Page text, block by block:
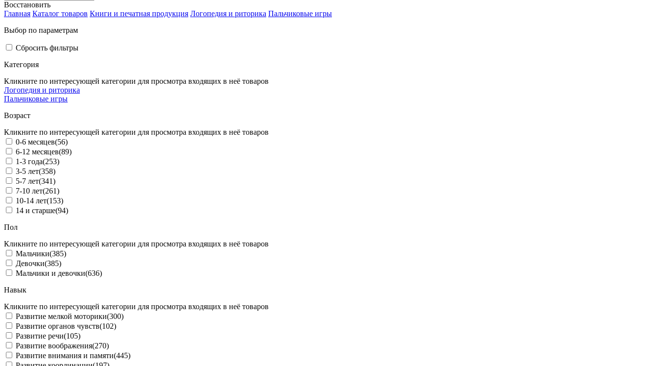
Восстановить
Главная Каталог товаров Книги и печатная продукция Логопедия и риторика Пальчиковые игры
Выбор по параметрам
Сбросить фильтры
Категория
Кликните по интересующей категории для просмотра входящих в неё товаров
Логопедия и риторика
Пальчиковые игры
Возраст
Кликните по интересующей категории для просмотра входящих в неё товаров
0-6 месяцев(56)
6-12 месяцев(89)
1-3 года(253)
3-5 лет(358)
5-7 лет(341)
7-10 лет(261)
10-14 лет(153)
14 и старше(94)
Пол
Кликните по интересующей категории для просмотра входящих в неё товаров
Мальчики(385)
Девочки(385)
Мальчики и девочки(636)
Навык
Кликните по интересующей категории для просмотра входящих в неё товаров
Развитие мелкой моторики(300)
Развитие органов чувств(102)
Развитие речи(105)
Развитие воображения(270)
Развитие внимания и памяти(445)